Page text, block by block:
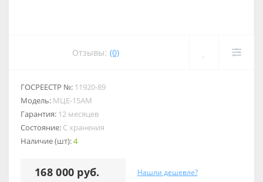
Отзывы: (0)
ГОСРЕЕСТР №: 11920-89
Модель: МЦЕ-15АМ
Гарантия: 12 месяцев
Состояние: С хранения
Наличие (шт):4
168 000 руб. Нашли дешевле?